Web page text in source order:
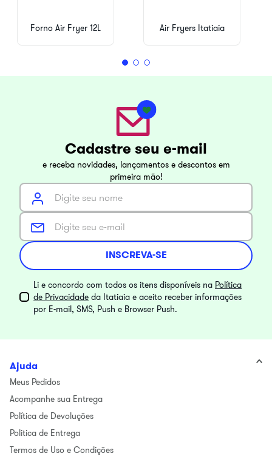
Forno Air Fryer 12L Air Fryers Itatiaia
Cadastre seu e-mail
e receba novidades, lançamentos e descontos em
primeira mão!
INSCREVA-SE
Li e concordo com todos os itens disponíveis na Política
de Privacidade da Itatiaia e aceito receber informações
por E-mail, SMS, Push e Browser Push.
Ajuda
Meus Pedidos
Acompanhe sua Entrega
Política de Devoluções
Politica de Entrega
Termos de Uso e Condições